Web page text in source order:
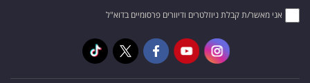
אני מאשר/ת קבלת ניוזלטרים ודיוורים פרסומיים בדוא"ל